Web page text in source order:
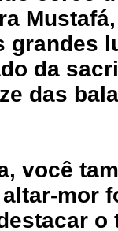
grandes
da
das
você
mor
o